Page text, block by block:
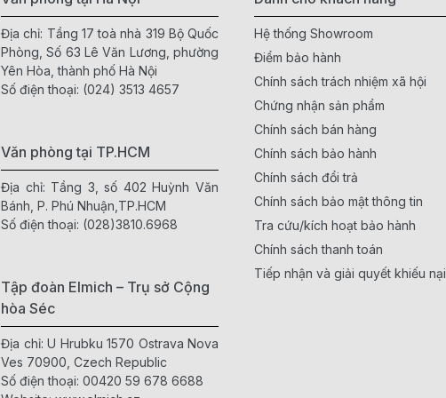
Địa chỉ: Tầng 17 toà nhà 319 Bộ Quốc
Phòng, Số 63 Lê Văn Lương, phường
Yên Hòa, thành phố Hà Nội
Số điện thoại: (024) 3513 4657
Văn phòng tại TP.HCM
Địa chỉ: Tầng 3, số 402 Huỳnh Văn
Bánh, P. Phú Nhuận,TP.HCM
Số điện thoại: (028)3810.6968
Tập đoàn Elmich – Trụ sở Cộng
hòa Séc
Địa chỉ: U Hrubku 1570 Ostrava Nova
Ves 70900, Czech Republic
Số điện thoại: 00420 59 678 6688
Hệ thống Showroom
Điểm bảo hành
Chính sách trách nhiệm xã hội
Chứng nhận sản phẩm
Chính sách bán hàng
Chính sách bảo hành
Chính sách đổi trả
Chính sách bảo mật thông tin
Tra cứu/kích hoạt bảo hành
Chính sách thanh toán
Tiếp nhận và giải quyết khiếu nại